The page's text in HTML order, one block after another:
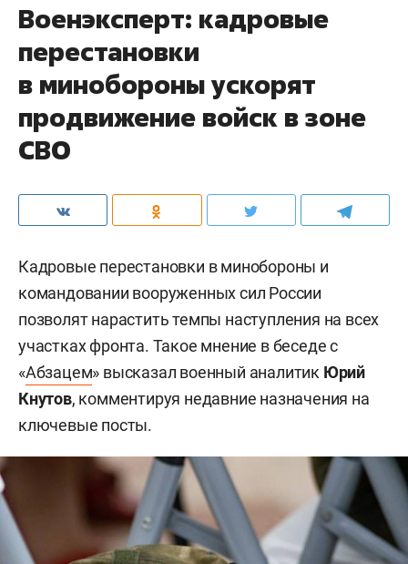
Военэксперт: кадровые
перестановки
в минобороны ускорят
продвижение войск в зоне
СВО
Кадровые перестановки в минобороны и
командовании вооруженных сил России
позволят нарастить темпы наступления на всех
участках фронта. Такое мнение в беседе с
«Абзацем» высказал военный аналитик Юрий
Кнутов, комментируя недавние назначения на
ключевые посты.